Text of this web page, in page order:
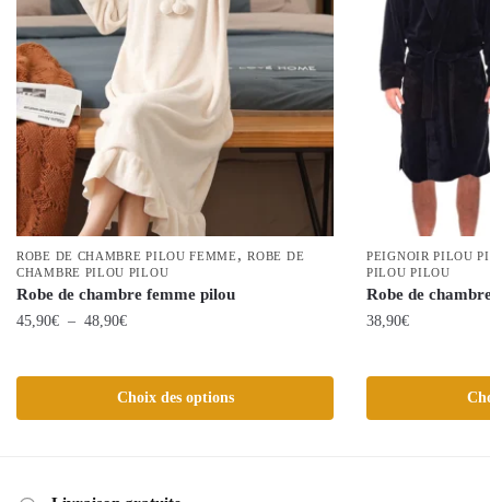
ROBE DE CHAMBRE PILOU FEMME,ROBE DE
CHAMBRE PILOU PILOU
Robe de chambre femme pilou
45,90€ – 48,90€Plage
45,90€
à
Choix des options
produit
PEIGNOIR PILOU
PILOU PILOU
Robe de
38,90€
produit